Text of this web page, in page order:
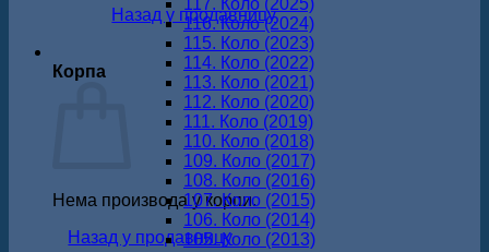
Назад у продавницу
Корпа
Нема производа у корпи.
Назад у продавницу
117. Коло (2025)
116. Коло (2024)
115. Коло (2023)
114. Коло (2022)
113. Коло (2021)
112. Коло (2020)
111. Коло (2019)
110. Коло (2018)
109. Коло (2017)
108. Коло (2016)
107. Коло (2015)
106. Коло (2014)
105. Коло (2013)